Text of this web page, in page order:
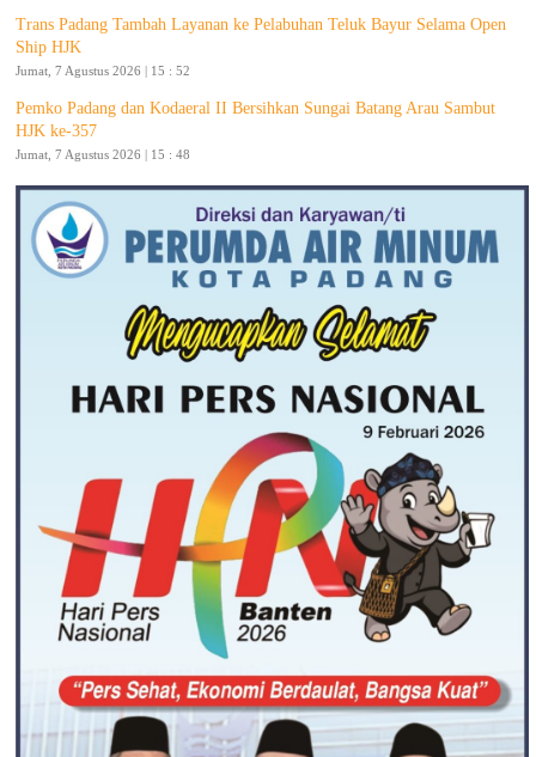
Trans Padang Tambah Layanan ke Pelabuhan Teluk Bayur Selama Open
Ship HJK
Jumat, 7 Agustus 2026 | 15 : 52
Pemko Padang dan Kodaeral II Bersihkan Sungai Batang Arau Sambut
HJK ke-357
Jumat, 7 Agustus 2026 | 15 : 48